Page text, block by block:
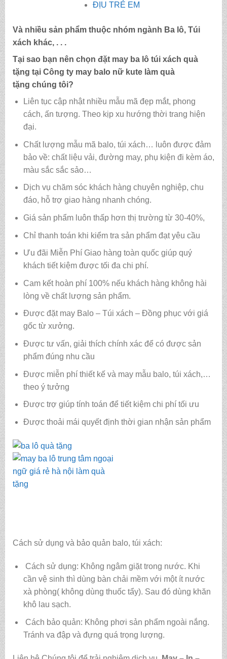
ĐỊU TRẺ EM
Và nhiều sản phẩm thuộc nhóm ngành Ba lô, Túi
xách khác, . . .
Tại sao bạn nên chọn đặt may ba lô túi xách quà
tặng tại Công ty maybalo nữ kute làm quà
tặng chúng tôi?
Liên tục cập nhật nhiều mẫu mã đẹp mắt, phong
cách, ấn tượng. Theo kịp xu hướng thời trang hiện
đại.
Chất lượng mẫu mã balo, túi xách…
luôn được đảm
bảo về: chất liệu vải, đường may, phụ kiện đi kèm áo,
màu sắc sắc sảo…
Dịch vụ chăm sóc khách hàng chuyên nghiệp, chu
đáo, hỗ trợ giao hàng nhanh chóng.
Giá sản phẩm luôn thấp hơn thị trường từ 30-40%,
Chỉ thanh toán khi kiểm tra sản phẩm đạt yêu cầu
Ưu đãi Miễn Phí Giao hàng toàn quốc giúp quý
khách tiết kiệm được tối đa chi phí.
Cam kết hoàn phí 100% nếu khách hàng không hài
lòng về chất lượng sản phẩm.
Được đặt may Balo – Túi xách – Đồng phục với giá
gốc từ xưởng.
Được tư vấn, giải thích chính xác để có được sản
phẩm đúng nhu cầu
Được miễn phí thiết kế và may mẫu balo, túi xách,…
theo ý tưởng
Được trợ giúp tính toán để tiết kiệm chi phí tối ưu
Được thoải mái quyết định thời gian nhận sản phẩm
Cách sử dụng và bảo quản balo, túi xách:
Cách sử dụng: Không ngâm giặt trong nước. Khi
cần vệ sinh thì dùng bàn chải mềm với một ít nước
xà phòng( không dùng thuốc tẩy). Sau đó dùng khăn
khô lau sạch.
Cách bảo quản: Không phơi sản phẩm ngoài nắng.
Tránh va đập và đựng quá trọng lượng.